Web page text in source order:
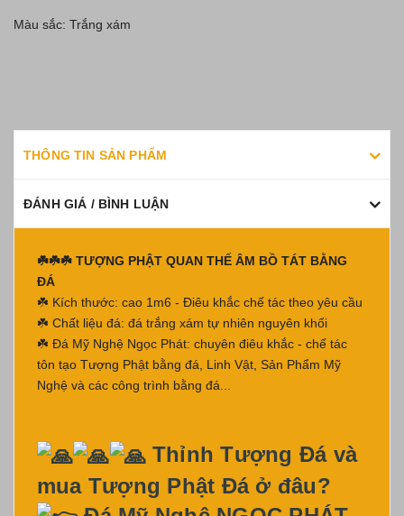
Màu sắc: Trắng xám
THÔNG TIN SẢN PHẨM
ĐÁNH GIÁ / BÌNH LUẬN
☘️☘️☘️ TƯỢNG PHẬT QUAN THẾ ÂM BỒ TÁT BẰNG
ĐÁ
☘️ Kích thước: cao 1m6 - Điêu khắc chế tác theo yêu cầu
☘️ Chất liệu đá: đá trắng xám tự nhiên nguyên khối
☘️ Đá Mỹ Nghệ Ngọc Phát: chuyên điêu khắc - chế tác
tôn tạo Tượng Phật bằng đá, Linh Vật, Sản Phẩm Mỹ
Nghệ và các công trình bằng đá...
Thỉnh Tượng Đá và
mua Tượng Phật Đá ở đâu?